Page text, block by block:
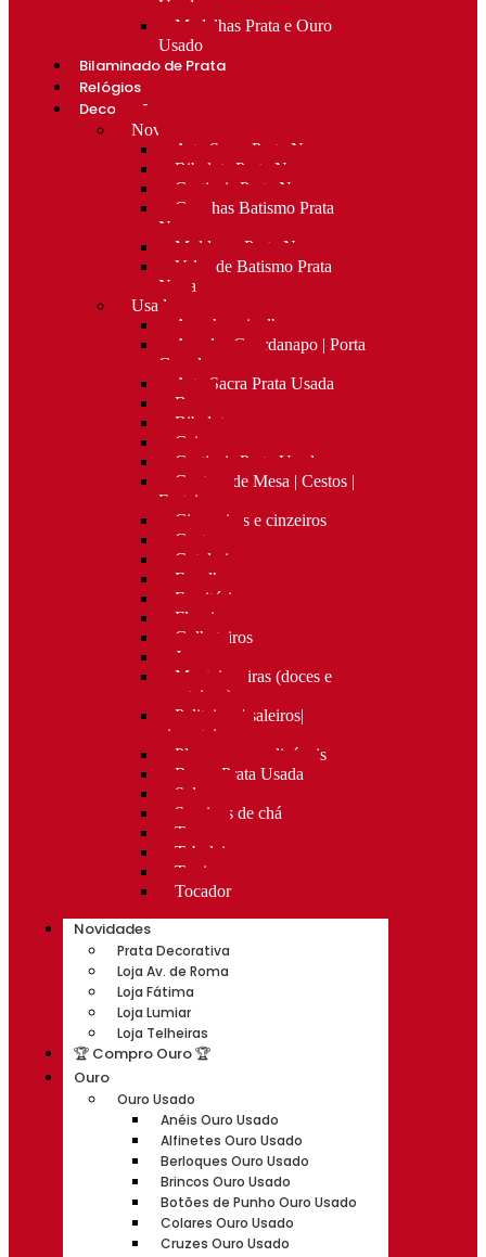
Usado
Medalhas Prata e Ouro
Usado
Bilaminado de Prata
Relógios
Decoração
Novo
Arte Sacra Prata Nova
Bibelots Prata Nova
Castiçais Prata Nova
Conchas Batismo Prata
Nova
Molduras Prata Nova
Velas de Batismo Prata
Nova
Usado
Apanha migalhas
Argolas Guardanapo | Porta
Guardanapos
Arte Sacra Prata Usada
Bar
Bibelots
Caixas
Castiçais Prata Usada
Centros de Mesa | Cestos |
Fruteiras
Cigarreiras e cinzeiros
Costura
Cutelaria
Espelhos
Escritório
Floreiras
Galheteiros
Jarras
Manteigueiras (doces e
manteigas)
Paliteiros | saleiros|
pimenteiros
Placas personalizáveis
Rocas Prata Usada
Salvas
Serviços de chá
Taças
Tabuleiros
Terrinas
Tocador
Novidades
Prata Decorativa
Loja Av. de Roma
Loja Fátima
Loja Lumiar
Loja Telheiras
🏆 Compro Ouro 🏆
Ouro
Ouro Usado
Anéis Ouro Usado
Alfinetes Ouro Usado
Berloques Ouro Usado
Brincos Ouro Usado
Botões de Punho Ouro Usado
Colares Ouro Usado
Cruzes Ouro Usado